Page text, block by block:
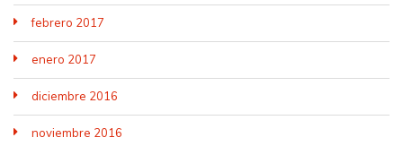
febrero 2017
enero 2017
diciembre 2016
noviembre 2016